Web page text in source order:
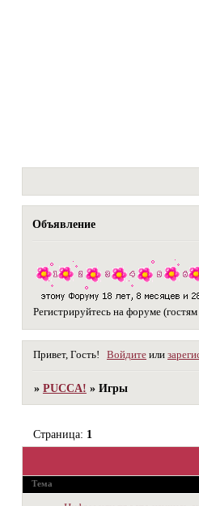
Объявление
Регистрируйтесь на форуме
Привет, Гость! Войдите или
» PUCCA! » Игры
Страница: 1
Тема